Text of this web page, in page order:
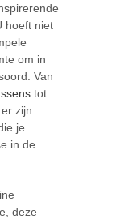
hoeft niet
om in
Van
tot
zijn
je
in de
deze